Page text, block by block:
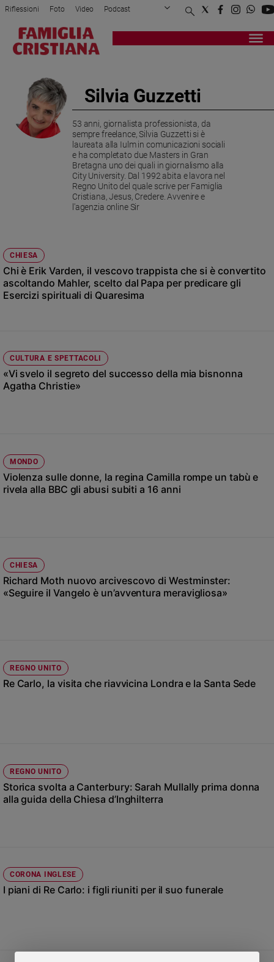
Attualità
Cronaca
Politica
Mondo
Economia
Papa
Chiesa
Chiesa
Santi
Devozione
e
Santo
del
giorno
Ambiente
e
Creato
Volontariato
Caso
della
Costume
Cultura
Cinema,
Tv
e
Arte
Riflessioni Foto Video Podcast
Privacy Policy Chi siamo
Registrati Redazione
Silvia Guzzetti
53 anni, giornalista professionista, da
sempre freelance, Silvia Guzzetti si è
laureata alla Iulm in comunicazioni sociali
e ha completato due Masters in Gran
Bretagna uno dei quali in giornalismo alla
City University. Dal 1992 abita e lavora nel
Regno Unito del quale scrive per Famiglia
Cristiana, Jesus, Credere. Avvenire e
l'agenzia online Sir
CHIESA
Chi è Erik Varden, il vescovo trappista che si è convertito
ascoltando Mahler, scelto dal Papa per predicare gli
Esercizi spirituali di Quaresima
CULTURA E SPETTACOLI
«Vi svelo il segreto del successo della mia bisnonna
Agatha Christie»
MONDO
Violenza sulle donne, la regina Camilla rompe un tabù e
rivela alla BBC gli abusi subiti a 16 anni
CHIESA
Richard Moth nuovo arcivescovo di Westminster:
«Seguire il Vangelo è un’avventura meravigliosa»
REGNO UNITO
Re Carlo, la visita che riavvicina Londra e la Santa Sede
REGNO UNITO
Storica svolta a Canterbury: Sarah Mullally prima donna
alla guida della Chiesa d’Inghilterra
CORONA INGLESE
I piani di Re Carlo: i figli riuniti per il suo funerale